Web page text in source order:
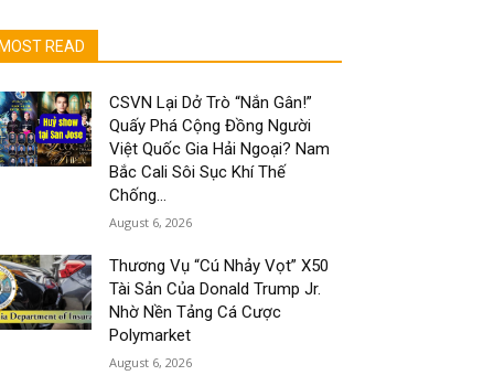
MOST READ
CSVN Lại Dở Trò “Nắn Gân!”
Quấy Phá Cộng Đồng Người
Việt Quốc Gia Hải Ngoại? Nam
Bắc Cali Sôi Sục Khí Thế
Chống...
August 6, 2026
Thương Vụ “Cú Nhảy Vọt” X50
Tài Sản Của Donald Trump Jr.
Nhờ Nền Tảng Cá Cược
Polymarket
August 6, 2026